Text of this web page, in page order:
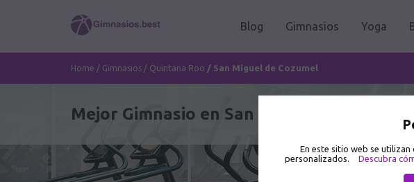
En este sitio web se
personalizados.
Descubra
Blog Gimnasios Yoga
Home / Gimnasios / Quintana Roo / San Miguel de Cozumel
Mejor Gimnasio en San Miguel de Cozumel